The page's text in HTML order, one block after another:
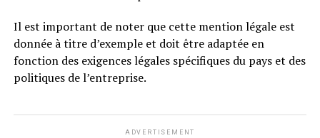
Il est important de noter que cette mention légale est
donnée à titre d’exemple et doit être adaptée en
fonction des exigences légales spécifiques du pays et des
politiques de l’entreprise.
ADVERTISEMENT